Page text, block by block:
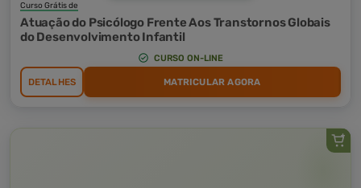
Curso Grátis de
Atuação do Psicólogo Frente Aos Transtornos Globais
do Desenvolvimento Infantil
CURSO ON-LINE
DETALHES MATRICULAR AGORA